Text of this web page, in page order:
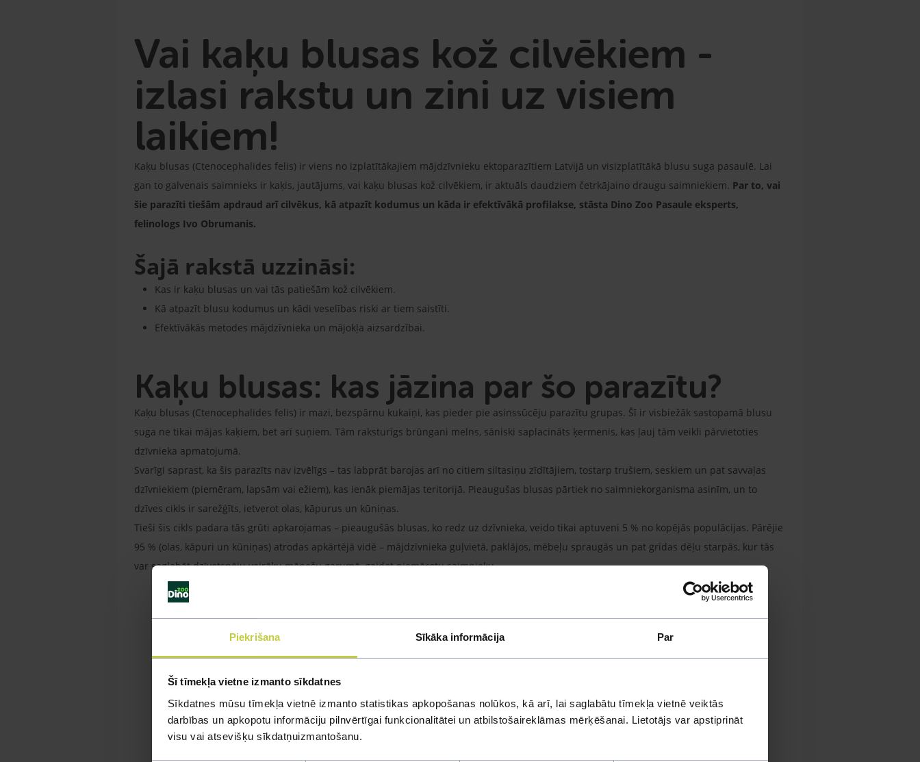
Piekrišana Sīkāka informācija Par
Šī tīmekļa vietne izmanto sīkdatnes
Sīkdatnes mūsu tīmekļa vietnē izmanto statistikas apkopošanas nolūkos, kā arī, lai saglabātu tīmekļa vietnē veiktās
darbības un apkopotu informāciju pilnvērtīgai funkcionalitātei un atbilstošaireklāmas mērķēšanai. Lietotājs var apstiprināt
visu vai atsevišķu sīkdatņuizmantošanu.
Vai kaķu blusas kož cilvēkiem -
izlasi rakstu un zini uz visiem
laikiem!
Kaķu blusas (Ctenocephalides felis) ir viens no izplatītākajiem mājdzīvnieku ektoparazītiem Latvijā un visizplatītākā blusu suga pasaulē. Lai
gan to galvenais saimnieks ir kaķis, jautājums, vai kaķu blusas kož cilvēkiem, ir aktuāls daudziem četrkājaino draugu saimniekiem. Par to, vai
šie parazīti tiešām apdraud arī cilvēkus, kā atpazīt kodumus un kāda ir efektīvākā profilakse, stāsta Dino Zoo Pasaule eksperts,
felinologs Ivo Obrumanis.
Šajā rakstā uzzināsi:
Kas ir kaķu blusas un vai tās patiešām kož cilvēkiem.
Kā atpazīt blusu kodumus un kādi veselības riski ar tiem saistīti.
Efektīvākās metodes mājdzīvnieka un mājokļa aizsardzībai.
Kaķu blusas: kas jāzina par šo parazītu?
Kaķu blusas (Ctenocephalides felis) ir mazi, bezspārnu kukaiņi, kas pieder pie asinssūcēju parazītu grupas. Šī ir visbiežāk sastopamā blusu
suga ne tikai mājas kaķiem, bet arī suņiem. Tām raksturīgs brūngani melns, sāniski saplacināts ķermenis, kas ļauj tām veikli pārvietoties
dzīvnieka apmatojumā.
Svarīgi saprast, ka šis parazīts nav izvēlīgs – tas labprāt barojas arī no citiem siltasiņu zīdītājiem, tostarp trušiem, seskiem un pat savvaļas
dzīvniekiem (piemēram, lapsām vai ežiem), kas ienāk piemājas teritorijā. Pieaugušas blusas pārtiek no saimniekorganisma asinīm, un to
dzīves cikls ir sarežģīts, ietverot olas, kāpurus un kūniņas.
Tieši šis cikls padara tās grūti apkarojamas – pieaugušās blusas, ko redz uz dzīvnieka, veido tikai aptuveni 5 % no kopējās populācijas. Pārējie
95 % (olas, kāpuri un kūniņas) atrodas apkārtējā vidē – mājdzīvnieka guļvietā, paklājos, mēbeļu spraugās un pat grīdas dēļu starpās, kur tās
var saglabāt dzīvotspēju vairāku mēnešu garumā, gaidot piemērotu saimnieku.